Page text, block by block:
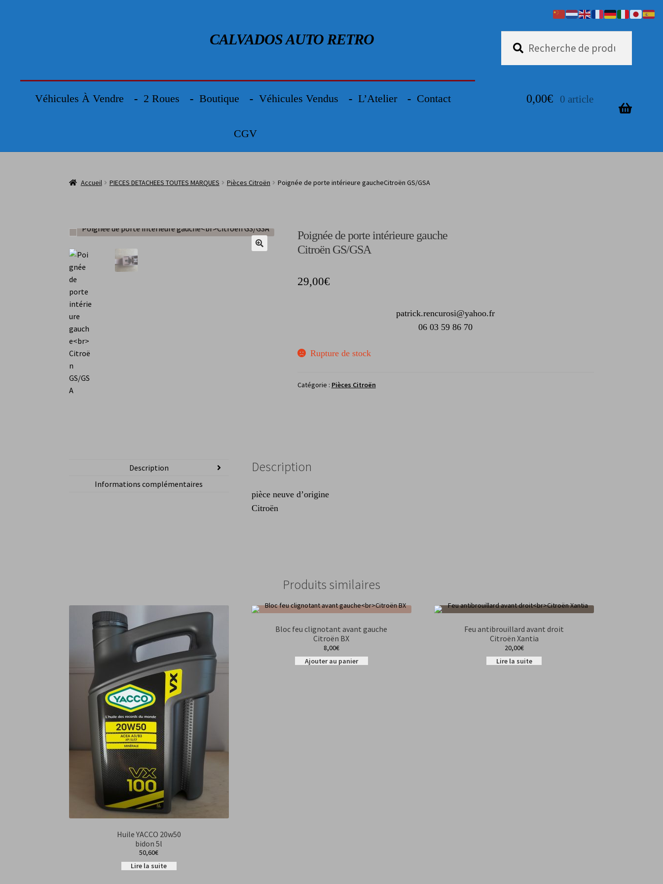
CALVADOS AUTO RETRO
pour :
Véhicules À Vendre 2 Roues Boutique Véhicules Vendus L’Atelier Contact
CGV
0,00€ 0 article
Accueil PIECES DETACHEES TOUTES MARQUES Pièces Citroën Poignée de porte intérieure gaucheCitroën GS/GSA
Poignée de porte intérieure gauche
Citroën GS/GSA
29,00€
patrick.rencurosi@yahoo.fr
06 03 59 86 70
Rupture de stock
Catégorie : Pièces Citroën
Description
Informations complémentaires
Description
pièce neuve d’origine
Citroën
Produits similaires
Huile YACCO 20w50
bidon 5l
50,60€
Lire la suite
Bloc feu clignotant avant gauche
Citroën BX
8,00€
Ajouter au panier
Feu antibrouillard avant droit
Citroën Xantia
20,00€
Lire la suite